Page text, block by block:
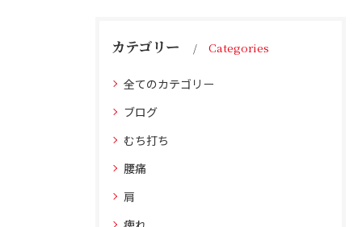
カテゴリー Categories
全てのカテゴリー
ブログ
むち打ち
腰痛
肩